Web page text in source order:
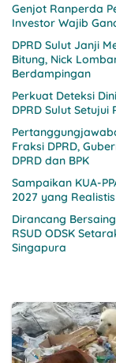
Genjot Ranperda
Investor Wajib
DPRD Sulut Janji
Bitung, Nick
Berdampingan
Perkuat Deteksi
DPRD Sulut
Fraksi DPRD,
DPRD dan BPK
Sampaikan KUA-
2027 yang
Dirancang
RSUD ODSK
Singapura